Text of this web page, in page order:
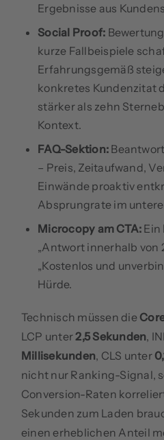
Ergebnisse aus
Social Proof:
kurze Fallbeispiele
Erfahrungsgemäß
konkretes Kundenzitat
stärker als zehn
Kontext.
FAQ-Sektion:
– Preis, Zeitaufwand,
Einwände proaktiv
Absprungrate im
Microcopy am CTA: Ein
„Antwort innerhalb von
„Kostenlos und
Hürde.
Technisch müssen die
LCP unter2,5 Sekunden,
Millisekunden, CLS unter
nicht nur Ranking-Signal,
Conversion-Raten
Sekunden zum Laden
einen erheblichen Anteil